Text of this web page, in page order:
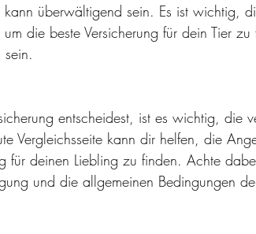
überwältigend sein. Es ist wichtig,
die beste Versicherung für dein Tier
sein.
entscheidest, ist es wichtig, die
Vergleichsseite kann dir helfen, die
für deinen Liebling zu finden. Achte
und die allgemeinen Bedingungen